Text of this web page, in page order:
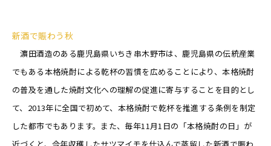
新酒で賑わう秋
濵田酒造のある鹿児島県いちき串木野市は、鹿児島県の伝統産業
でもある本格焼酎による乾杯の習慣を広めることにより、本格焼酎
の普及を通した焼酎文化への理解の促進に寄与することを目的とし
て、2013年に全国で初めて、本格焼酎で乾杯を推進する条例を制定
した都市でもあります。また、毎年11月1日の「本格焼酎の日」が